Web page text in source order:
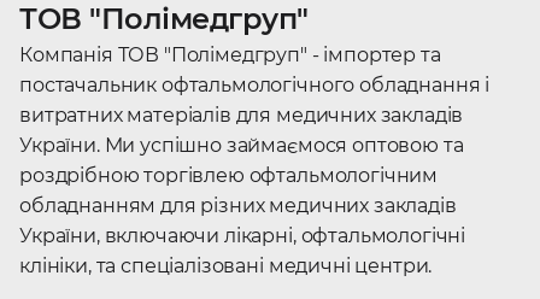
або оплата готівкою;
Доставка по Україні: Одеса, Київ, Запоріжжя,
Львів, Дніпро, Вінниця та інші міста.
Медичні товари категорії гоніо в
наявності у Polyimedgroup
Завітавши вкаталог продукції, Ви знайдете
найвідомішібренди категорії Гоніо : Katena, Volk.
ТОВ "Полімедгруп"
Компанія ТОВ "Полімедгруп" - імпортер та
постачальник офтальмологічного обладнання і
витратних матеріалів для медичних закладів
України. Ми успішно займаємося оптовою та
роздрібною торгівлею офтальмологічним
обладнанням для різних медичних закладів
України, включаючи лікарні, офтальмологічні
клініки, та спеціалізовані медичні центри.